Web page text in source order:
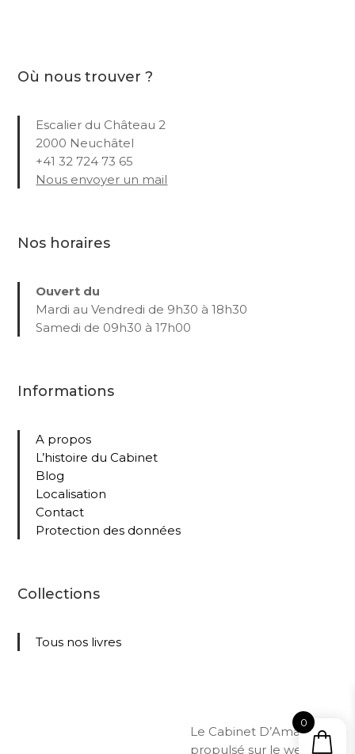
Où nous trouver ?
Escalier du Château 2
2000 Neuchâtel
+41 32 724 73 65
Nous envoyer un mail
Nos horaires
Ouvert du
Mardi au Vendredi de 9h30 à 18h30
Samedi de 09h30 à 17h00
Informations
A propos
L’histoire du Cabinet
Blog
Localisation
Contact
Protection des données
Collections
Tous nos livres
Le Cabinet D’Amateur –
propulsé sur le web par
0